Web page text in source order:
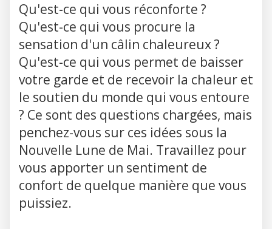
Qu'est-ce qui vous réconforte ?
Qu'est-ce qui vous procure la
sensation d'un câlin chaleureux ?
Qu'est-ce qui vous permet de baisser
votre garde et de recevoir la chaleur et
le soutien du monde qui vous entoure
? Ce sont des questions chargées, mais
penchez-vous sur ces idées sous la
Nouvelle Lune de Mai. Travaillez pour
vous apporter un sentiment de
confort de quelque manière que vous
puissiez.